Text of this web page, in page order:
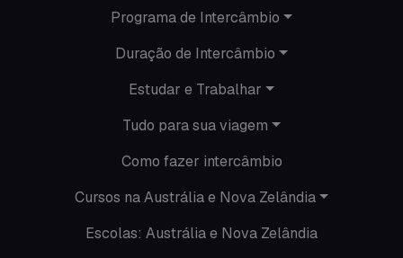
Nova Zelândia
O que acontece em Perth
Passeios
Promoções
Roteiros
Programa de Intercâmbio
Duração de Intercâmbio
Estudar e Trabalhar
Tudo para sua viagem
Como fazer intercâmbio
Cursos na Austrália e Nova Zelândia
Escolas: Austrália e Nova Zelândia